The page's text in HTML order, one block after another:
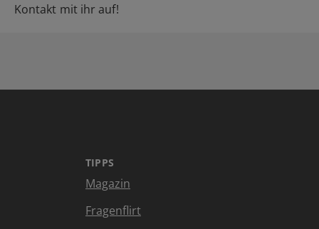
Kontakt mit ihr auf!
TIPPS
Magazin
Fragenflirt